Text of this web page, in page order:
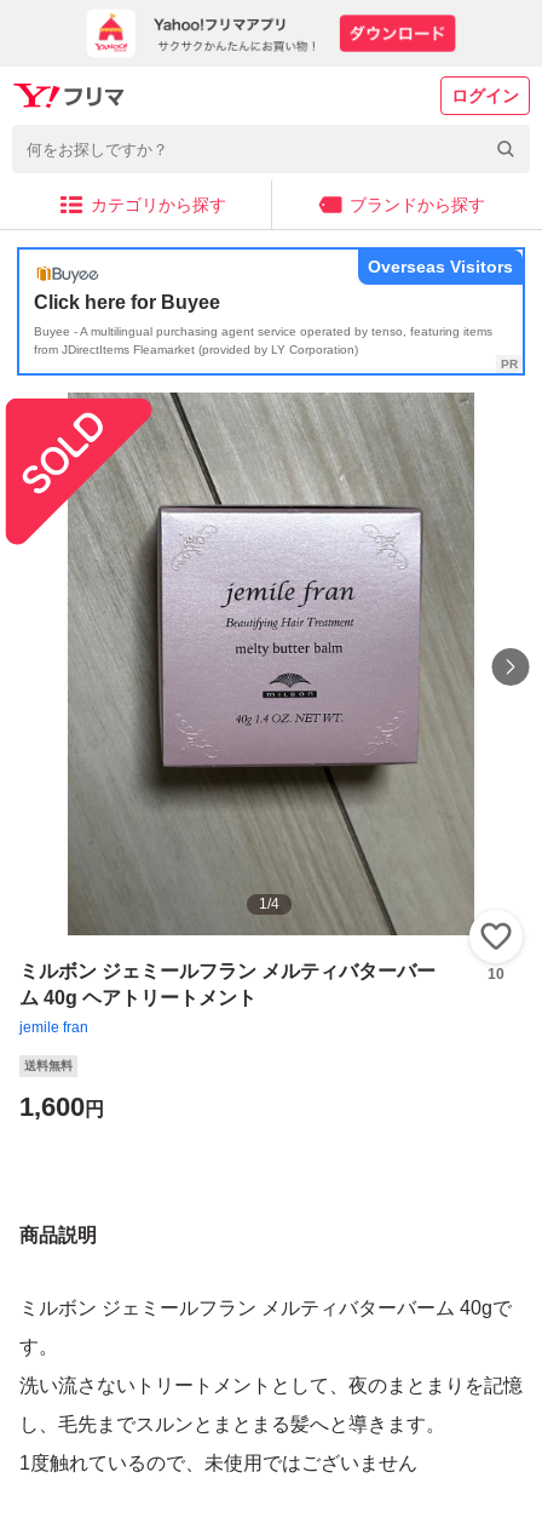
ログイン
カテゴリから探す ブランドから探す
Click here for Buyee
Buyee - A multilingual purchasing agent service operated by tenso, featuring items
from JDirectItems Fleamarket (provided by LY Corporation)
Overseas Visitors
1/4
ミルボン ジェミールフラン メルティバターバー
ム 40g ヘアトリートメント
jemile fran
10
送料無料
1,600円
商品説明
ミルボン ジェミールフラン メルティバターバーム 40gで
す。
洗い流さないトリートメントとして、夜のまとまりを記憶
し、毛先までスルンとまとまる髪へと導きます。
1度触れているので、未使用ではございません